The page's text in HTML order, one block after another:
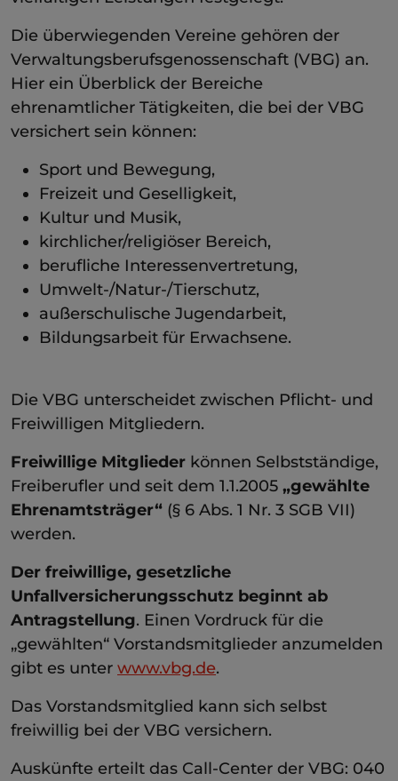
Die überwiegenden Vereine gehören der
Verwaltungsberufsgenossenschaft (VBG) an.
Hier ein Überblick der Bereiche
ehrenamtlicher Tätigkeiten, die bei der VBG
versichert sein können:
Sport und Bewegung,
Freizeit und Geselligkeit,
Kultur und Musik,
kirchlicher/religiöser Bereich,
berufliche Interessenvertretung,
Umwelt-/Natur-/Tierschutz,
außerschulische Jugendarbeit,
Bildungsarbeit für Erwachsene.
Die VBG unterscheidet zwischen Pflicht- und
Freiwilligen Mitgliedern.
Freiwillige Mitglieder können Selbstständige,
Freiberufler und seit dem 1.1.2005 „gewählte
Ehrenamtsträger“ (§ 6 Abs. 1 Nr. 3 SGB VII)
werden.
Der freiwillige, gesetzliche
Unfallversicherungsschutz beginnt ab
Antragstellung. Einen Vordruck für die
„gewählten“ Vorstandsmitglieder anzumelden
gibt es unter www.vbg.de.
Das Vorstandsmitglied kann sich selbst
freiwillig bei der VBG versichern.
Auskünfte erteilt das Call-Center der VBG: 040